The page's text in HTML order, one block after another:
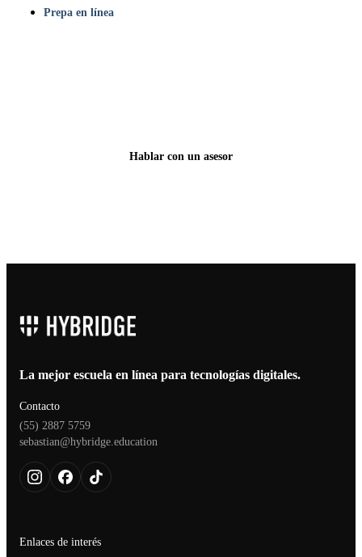
Prepa en línea
Hablar con un asesor
La mejor escuela en línea para tecnologías digitales.
Contacto
(55) 2887 5759
sebastian@hybridge.education
Enlaces de interés